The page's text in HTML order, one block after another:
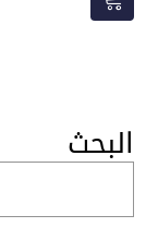
البحث